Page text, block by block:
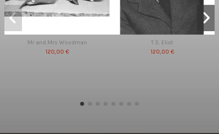
Mr and Mrs Woodman
120,00 €
T.S. Eliot
120,00 €